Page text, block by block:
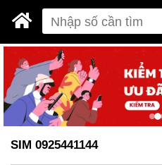
SIM 0925441144